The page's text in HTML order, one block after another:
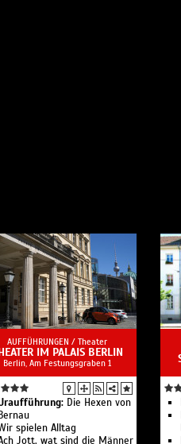
AUFFÜHRUNGEN / Theater
IM PALAIS BERLIN
Berlin, Am Festungsgraben 1
Die Hexen von
Bernau
spielen Alltag
Jott, wat sind die Männer